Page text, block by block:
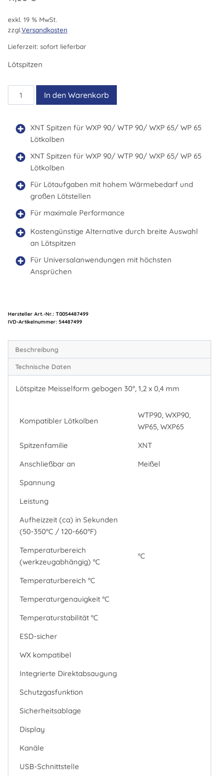
exkl. 19 % MwSt.
zzgl.Versandkosten
Lieferzeit: sofort lieferbar
Lötspitzen
XNT
4X
Menge
In den Warenkorb
XNT Spitzen für WXP 90/ WTP 90/ WXP 65/ WP 65
Lötkolben
XNT Spitzen für WXP 90/ WTP 90/ WXP 65/ WP 65
Lötkolben
Für Lötaufgaben mit hohem Wärmebedarf und
großen Lötstellen
Für maximale Performance
Kostengünstige Alternative durch breite Auswahl
an Lötspitzen
Für Universalanwendungen mit höchsten
Ansprüchen
Hersteller Art.-Nr.: T0054487499
Artikelnummer: 54487499
Beschreibung
Technische Daten
Lötspitze Meisselform gebogen 30°, 1,2 x 0,4 mm
Kompatibler Lötkolben
WTP90, WXP90,
WP65, WXP65
Spitzenfamilie
XNT
Anschließbar an
Meißel
Spannung
Leistung
Aufheizzeit (ca) in Sekunden
(50-350°C / 120-660°F)
Temperaturbereich
(werkzeugabhängig) °C
°C
Temperaturbereich °C
Temperaturgenauigkeit °C
Temperaturstabilität °C
ESD-sicher
WX kompatibel
Integrierte Direktabsaugung
Schutzgasfunktion
Sicherheitsablage
Display
Kanäle
USB-Schnittstelle